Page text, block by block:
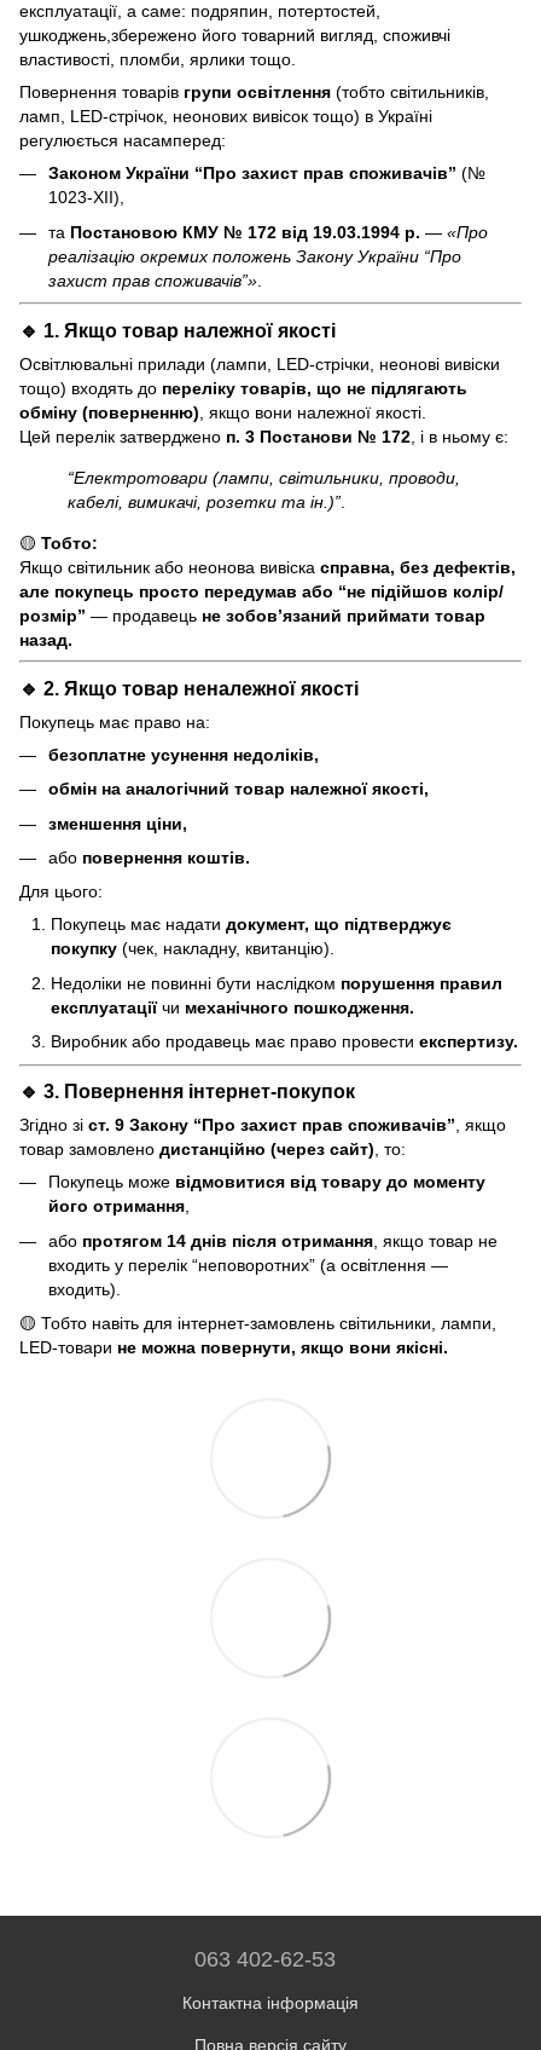
експлуатації, а саме: подряпин, потертостей,
ушкоджень,збережено його товарний вигляд, споживчі
властивості, пломби, ярлики тощо.
Повернення товарів групи освітлення (тобто світильників,
ламп, LED-стрічок, неонових вивісок тощо) в Україні
регулюється насамперед:
Законом України “Про захист прав споживачів” (№
1023-XII),
та Постановою КМУ № 172 від 19.03.1994 р. — «Про
реалізацію окремих положень Закону України “Про
захист прав споживачів”»
🔹 1. Якщо товар належної якості
Освітлювальні прилади (лампи, LED-стрічки, неонові вивіски
тощо) входять до переліку товарів, що не підлягають
обміну (поверненню) , якщо вони належної якості.
Цей перелік затверджено п. 3 Постанови № 172 , і в ньому є:
“Електротовари (лампи, світильники, проводи,
кабелі, вимикачі, розетки та ін.)”
🟡 Тобто:
Якщо світильник або неонова вивіска справна, без дефектів,
але покупець просто передумав або “не підійшов колір/
розмір” — продавець не зобов’язаний приймати товар
назад.
🔹 2. Якщо товар неналежної якості
Покупець має право на:
безоплатне усунення недоліків,
обмін на аналогічний товар належної якості,
зменшення ціни,
або повернення коштів.
Для цього:
Покупець має надати документ, що підтверджує
покупку (чек, накладну, квитанцію).
Недоліки не повинні бути наслідком порушення правил
експлуатаціїчи механічного пошкодження.
Виробник або продавець має право провести експертизу.
🔹 3. Повернення інтернет-покупок
Згідно зі ст. 9 Закону “Про захист прав споживачів”, якщо
товар замовлено дистанційно (через сайт), то:
Покупець може відмовитися від товару до моменту
його отримання,
або протягом 14 днів після отримання , якщо товар не
входить у перелік “неповоротних” (а освітлення —
входить).
🟡 Тобто навіть для інтернет-замовлень світильники, лампи,
LED-товари не можна повернути, якщо вони якісні.
063 402-62-53
Контактна інформація
Повна версія сайту